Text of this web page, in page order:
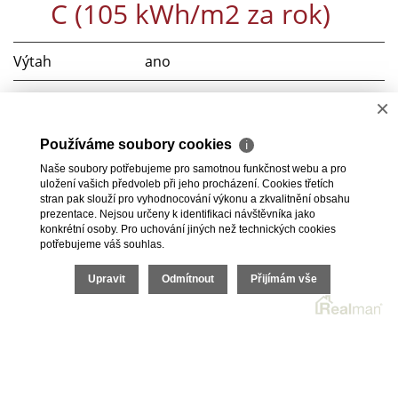
C (105 kWh/m2 za rok)
Výtah
ano
Telekomunikace
Internet
Doprava
Silnice, MHD, Autobus
2026 © Real Reality Klíč, s.r.o., všechna práva vyhrazena |
Ochrana osobních údajů
Cookies
Realitní SWRealman
×
Používáme soubory cookies ℹ
Naše soubory potřebujeme pro samotnou funkčnost webu a pro
uložení vašich předvoleb při jeho procházení. Cookies třetích
stran pak slouží pro vyhodnocování výkonu a zkvalitnění obsahu
prezentace. Nejsou určeny k identifikaci návštěvníka jako
konkrétní osoby. Pro uchování jiných než technických cookies
potřebujeme váš souhlas.
Upravit Odmítnout Přijímám vše